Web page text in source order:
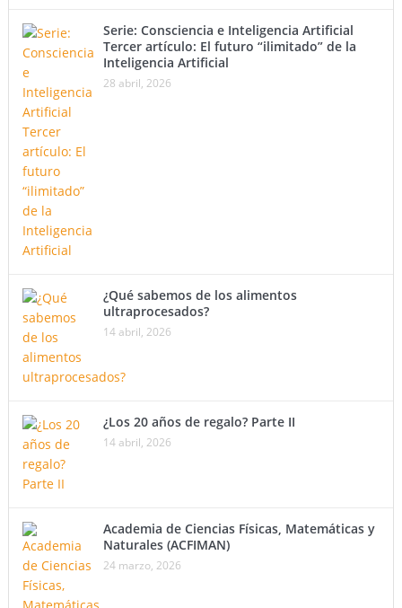
Serie: Consciencia e Inteligencia Artificial
Tercer artículo: El futuro “ilimitado” de la
Inteligencia Artificial
28 abril, 2026
¿Qué sabemos de los alimentos
ultraprocesados?
14 abril, 2026
¿Los 20 años de regalo? Parte II
14 abril, 2026
Academia de Ciencias Físicas, Matemáticas y
Naturales (ACFIMAN)
24 marzo, 2026